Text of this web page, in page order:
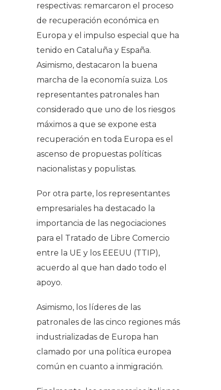
respectivas: remarcaron el proceso
de recuperación económica en
Europa y el impulso especial que ha
tenido en Cataluña y España.
Asimismo, destacaron la buena
marcha de la economía suiza. Los
representantes patronales han
considerado que uno de los riesgos
máximos a que se expone esta
recuperación en toda Europa es el
ascenso de propuestas políticas
nacionalistas y populistas.
Por otra parte, los representantes
empresariales ha destacado la
importancia de las negociaciones
para el Tratado de Libre Comercio
entre la UE y los EEEUU (TTIP),
acuerdo al que han dado todo el
apoyo.
Asimismo, los líderes de las
patronales de las cinco regiones más
industrializadas de Europa han
clamado por una política europea
común en cuanto a inmigración.